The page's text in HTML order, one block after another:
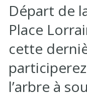
Départ de
Place
cette
l’arbre à